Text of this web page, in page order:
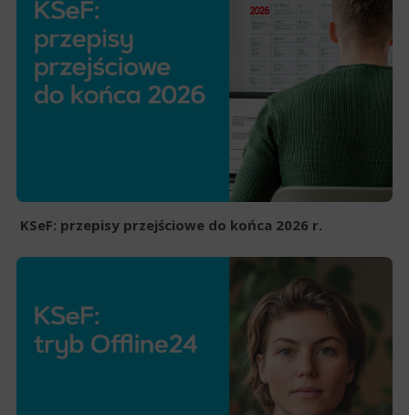
KSeF: przepisy przejściowe do końca 2026 r.